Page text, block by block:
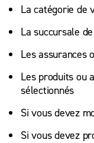
La catégorie de
La succursale
Les assurances
Les produits ou
sélectionnés
Si vous devez
Si vous devez